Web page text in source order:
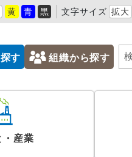
黄 青 黒 文字サイズ 拡大
す 組織から探す
・産業